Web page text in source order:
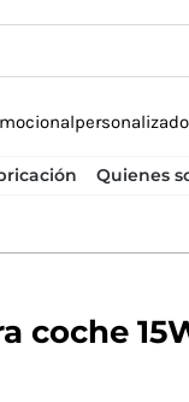
Quienes
coche